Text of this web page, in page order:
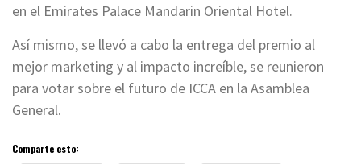
en el Emirates Palace Mandarin Oriental Hotel.
Así mismo, se llevó a cabo la entrega del premio al
mejor marketing y al impacto increíble, se reunieron
para votar sobre el futuro de ICCA en la Asamblea
General.
Comparte esto: